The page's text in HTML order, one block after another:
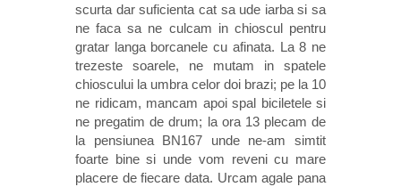
scurta dar suficienta cat sa ude iarba si sa
ne faca sa ne culcam in chioscul pentru
gratar langa borcanele cu afinata. La 8 ne
trezeste soarele, ne mutam in spatele
chioscului la umbra celor doi brazi; pe la 10
ne ridicam, mancam apoi spal biciletele si
ne pregatim de drum; la ora 13 plecam de
la pensiunea BN167 unde ne-am simtit
foarte bine si unde vom reveni cu mare
placere de fiecare data. Urcam agale pana